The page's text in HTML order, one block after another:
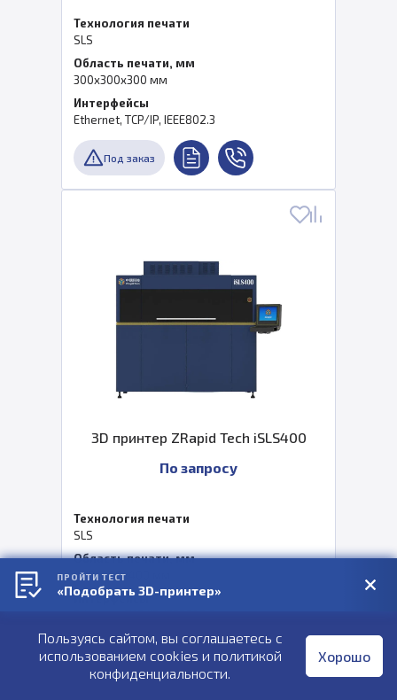
Технология печати
SLS
Область печати, мм
300х300х300 мм
Интерфейсы
Ethernet, TCP/IP, IEEE802.3
Под заказ
3D принтер ZRapid Tech iSLS400
По запросу
Технология печати
SLS
Область печати, мм
400х400х400 мм
Интерфейсы
Под заказ
Пользуясь сайтом, вы соглашаетесь с
использованием cookies и политикой
конфиденциальности.
Хорошо
ПРОЙТИ ТЕСТ
«Подобрать 3D-принтер»